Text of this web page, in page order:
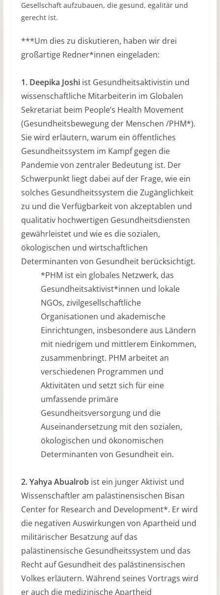
Gesellschaft aufzubauen, die gesund, egalitär und
gerecht ist.
***Um dies zu diskutieren, haben wir drei
großartige Redner*innen eingeladen:
1. Deepika Joshiist Gesundheitsaktivistin und
wissenschaftliche Mitarbeiterin im Globalen
Sekretariat beim People’s Health Movement
(Gesundheitsbewegung der Menschen /PHM*).
Sie wird erläutern, warum ein öffentliches
Gesundheitssystem im Kampf gegen die
Pandemie von zentraler Bedeutung ist. Der
Schwerpunkt liegt dabei auf der Frage, wie ein
solches Gesundheitssystem die Zugänglichkeit
zu und die Verfügbarkeit von akzeptablen und
qualitativ hochwertigen Gesundheitsdiensten
gewährleistet und wie es die sozialen,
ökologischen und wirtschaftlichen
Determinanten von Gesundheit berücksichtigt.
*PHM ist ein globales Netzwerk, das
Gesundheitsaktivist*innen und lokale
NGOs, zivilgesellschaftliche
Organisationen und akademische
Einrichtungen, insbesondere aus Ländern
mit niedrigem und mittlerem Einkommen,
zusammenbringt. PHM arbeitet an
verschiedenen Programmen und
Aktivitäten und setzt sich für eine
umfassende primäre
Gesundheitsversorgung und die
Auseinandersetzung mit den sozialen,
ökologischen und ökonomischen
Determinanten von Gesundheit ein.
2. Yahya Abualrobist ein junger Aktivist und
Wissenschaftler am palästinensischen Bisan
Center for Research and Development*. Er wird
die negativen Auswirkungen von Apartheid und
militärischer Besatzung auf das
palästinensische Gesundheitssystem und das
Recht auf Gesundheit des palästinensischen
Volkes erläutern. Während seines Vortrags wird
er auch die medizinische Apartheid